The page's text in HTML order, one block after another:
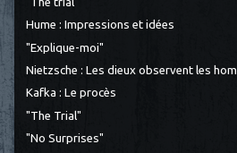
Hume : Impressions et idées
"Explique-moi"
Nietzsche : Les dieux observent les
Kafka : Le procès
"The Trial"
"No Surprises"